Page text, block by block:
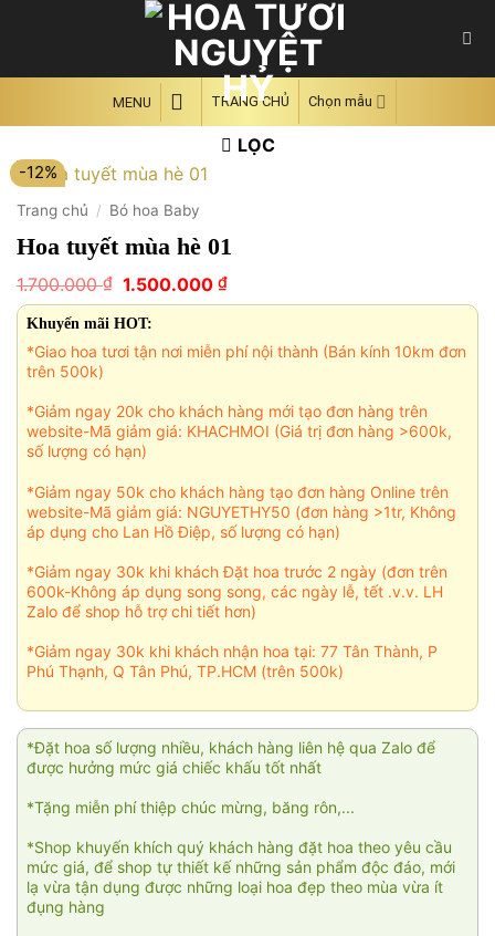
MENU TRANG CHỦ Chọn mẫu
LỌC
-12%
Trang chủ / Bó hoa Baby
Hoa tuyết mùa hè 01
1.700.000₫ Giá
gốc
là:
1.700.000 ₫.
1.500.000 ₫Giá
hiện
1.500.000 ₫.
Khuyến mãi HOT:
*Giao hoa tươi tận nơi miễn phí nội thành (Bán kính 10km đơn
trên 500k)
*Giảm ngay 20k cho khách hàng mới tạo đơn hàng trên
website-Mã giảm giá: KHACHMOI (Giá trị đơn hàng >600k,
số lượng có hạn)
*Giảm ngay 50k cho khách hàng tạo đơn hàng Online trên
website-Mã giảm giá: NGUYETHY50 (đơn hàng >1tr, Không
áp dụng cho Lan Hồ Điệp, số lượng có hạn)
*Giảm ngay 30k khi khách Đặt hoa trước 2 ngày (đơn trên
600k-Không áp dụng song song, các ngày lễ, tết .v.v. LH
Zalo để shop hỗ trợ chi tiết hơn)
*Giảm ngay 30k khi khách nhận hoa tại: 77 Tân Thành, P
Phú Thạnh, Q Tân Phú, TP.HCM (trên 500k)
*Đặt hoa số lượng nhiều, khách hàng liên hệ qua Zalo để
được hưởng mức giá chiếc khấu tốt nhất
*Tặng miễn phí thiệp chúc mừng, băng rôn,...
*Shop khuyến khích quý khách hàng đặt hoa theo yêu cầu
mức giá, để shop tự thiết kế những sản phẩm độc đáo, mới
lạ vừa tận dụng được những loại hoa đẹp theo mùa vừa ít
đụng hàng